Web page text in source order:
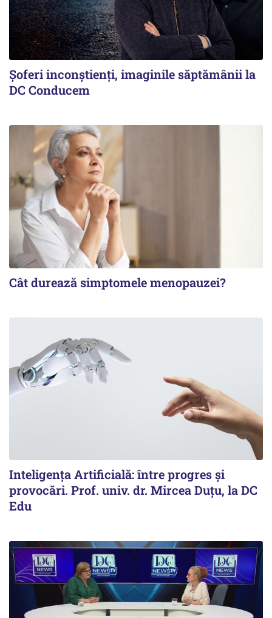
Şoferi inconştienţi, imaginile săptămânii la
DC Conducem
Cât durează simptomele menopauzei?
Inteligența Artificială: între progres și
provocări. Prof. univ. dr. Mircea Duțu, la DC
Edu